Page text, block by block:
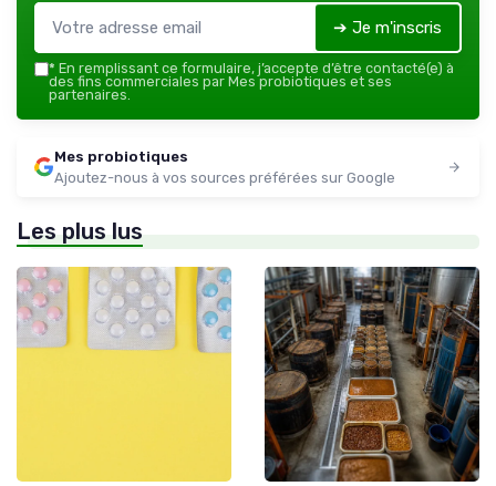
➔ Je m'inscris
* En remplissant ce formulaire, j’accepte d’être contacté(e) à
des fins commerciales par Mes probiotiques et ses
partenaires.
Mes probiotiques
Ajoutez-nous à vos sources préférées sur Google
Les plus lus